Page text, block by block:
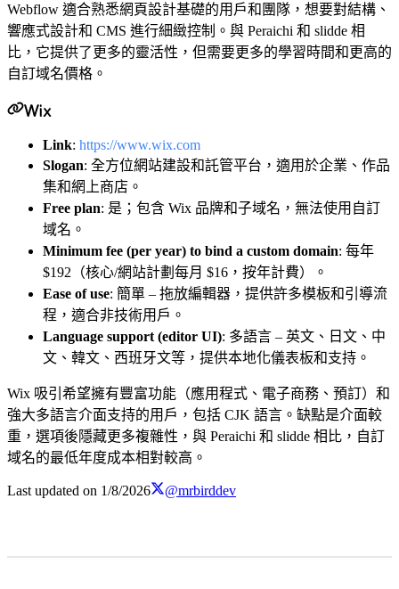
Webflow 適合熟悉網頁設計基礎的用戶和團隊，想要對結構、
響應式設計和 CMS 進行細緻控制。與 Peraichi 和 slidde 相
比，它提供了更多的靈活性，但需要更多的學習時間和更高的
自訂域名價格。
Wix
Link: https://www.wix.com
Slogan: 全方位網站建設和託管平台，適用於企業、作品
集和網上商店。
Free plan: 是；包含 Wix 品牌和子域名，無法使用自訂
域名。
Minimum fee (per year) to bind a custom domain: 每年
$192（核心/網站計劃每月 $16，按年計費）。
Ease of use: 簡單 – 拖放編輯器，提供許多模板和引導流
程，適合非技術用戶。
Language support (editor UI): 多語言 – 英文、日文、中
文、韓文、西班牙文等，提供本地化儀表板和支持。
Wix 吸引希望擁有豐富功能（應用程式、電子商務、預訂）和
強大多語言介面支持的用戶，包括 CJK 語言。缺點是介面較
重，選項後隱藏更多複雜性，與 Peraichi 和 slidde 相比，自訂
域名的最低年度成本相對較高。
Last updated on 1/8/2026 @mrbirddev